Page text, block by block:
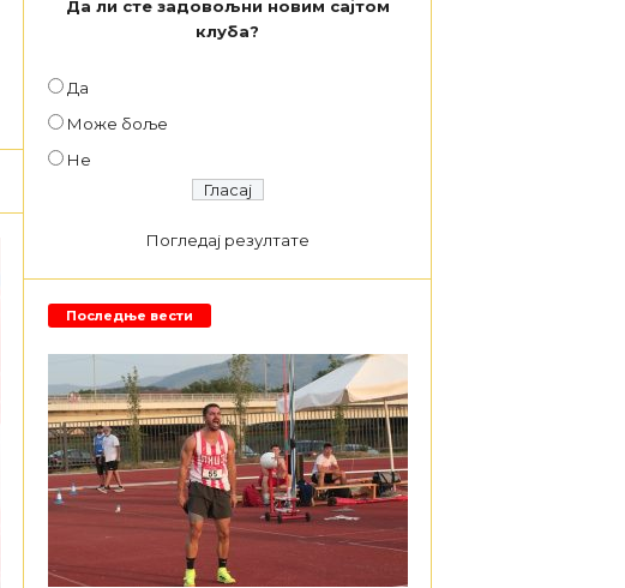
Да ли сте задовољни новим сајтом
клуба?
Да
Може боље
Не
Погледај резултате
Последње вести